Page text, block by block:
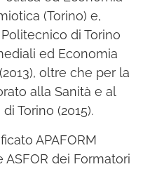
(Torino) e,
di Torino
ed Economia
oltre che per la
alla Sanità e al
Torino (2015).
APAFORM
dei Formatori